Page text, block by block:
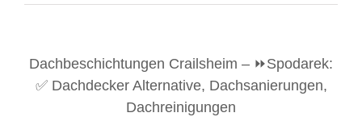
Dachbeschichtungen Crailsheim – ⏩Spodarek:
✅ Dachdecker Alternative, Dachsanierungen,
Dachreinigungen